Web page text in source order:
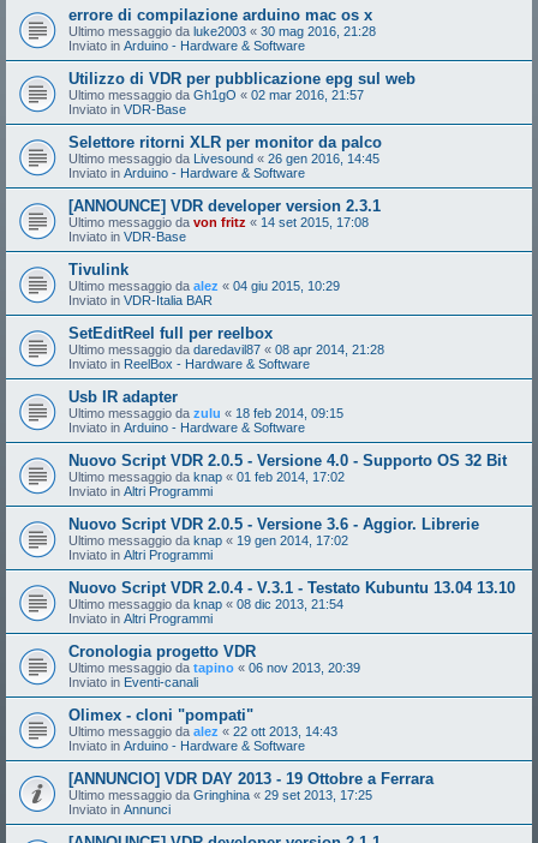
errore di compilazione arduino mac os x
Ultimo messaggio da luke2003 « 30 mag 2016, 21:28
Inviato in Arduino - Hardware & Software
Utilizzo di VDR per pubblicazione epg sul web
Ultimo messaggio da Gh1gO « 02 mar 2016, 21:57
Inviato in VDR-Base
Selettore ritorni XLR per monitor da palco
Ultimo messaggio da Livesound « 26 gen 2016, 14:45
Inviato in Arduino - Hardware & Software
[ANNOUNCE] VDR developer version 2.3.1
Ultimo messaggio da von fritz « 14 set 2015, 17:08
Inviato in VDR-Base
Tivulink
Ultimo messaggio da alez « 04 giu 2015, 10:29
Inviato in VDR-Italia BAR
SetEditReel full per reelbox
Ultimo messaggio da daredavil87 « 08 apr 2014, 21:28
Inviato in ReelBox - Hardware & Software
Usb IR adapter
Ultimo messaggio da zulu « 18 feb 2014, 09:15
Inviato in Arduino - Hardware & Software
Nuovo Script VDR 2.0.5 - Versione 4.0 - Supporto OS 32 Bit
Ultimo messaggio da knap « 01 feb 2014, 17:02
Inviato in Altri Programmi
Nuovo Script VDR 2.0.5 - Versione 3.6 - Aggior. Librerie
Ultimo messaggio da knap « 19 gen 2014, 17:02
Inviato in Altri Programmi
Nuovo Script VDR 2.0.4 - V.3.1 - Testato Kubuntu 13.04 13.10
Ultimo messaggio da knap « 08 dic 2013, 21:54
Inviato in Altri Programmi
Cronologia progetto VDR
Ultimo messaggio da tapino « 06 nov 2013, 20:39
Inviato in Eventi-canali
Olimex - cloni "pompati"
Ultimo messaggio da alez « 22 ott 2013, 14:43
Inviato in Arduino - Hardware & Software
[ANNUNCIO] VDR DAY 2013 - 19 Ottobre a Ferrara
Ultimo messaggio da Gringhina « 29 set 2013, 17:25
Inviato in Annunci